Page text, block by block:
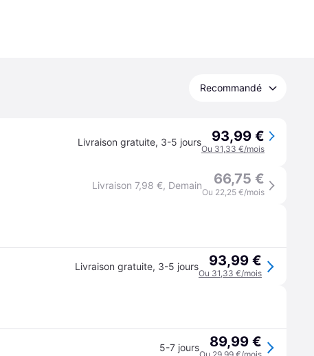
Recommandé
Livraison gratuite, 3-5 jours 93,99 €
Ou 31,33 €/mois
Livraison 7,98 €, Demain 66,75 €
Ou 22,25 €/mois
Livraison gratuite, 3-5 jours 93,99 €
Ou 31,33 €/mois
5-7 jours 89,99 €